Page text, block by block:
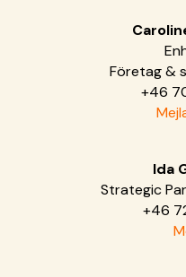
Företag &
+46
Ida
Strategic
+46